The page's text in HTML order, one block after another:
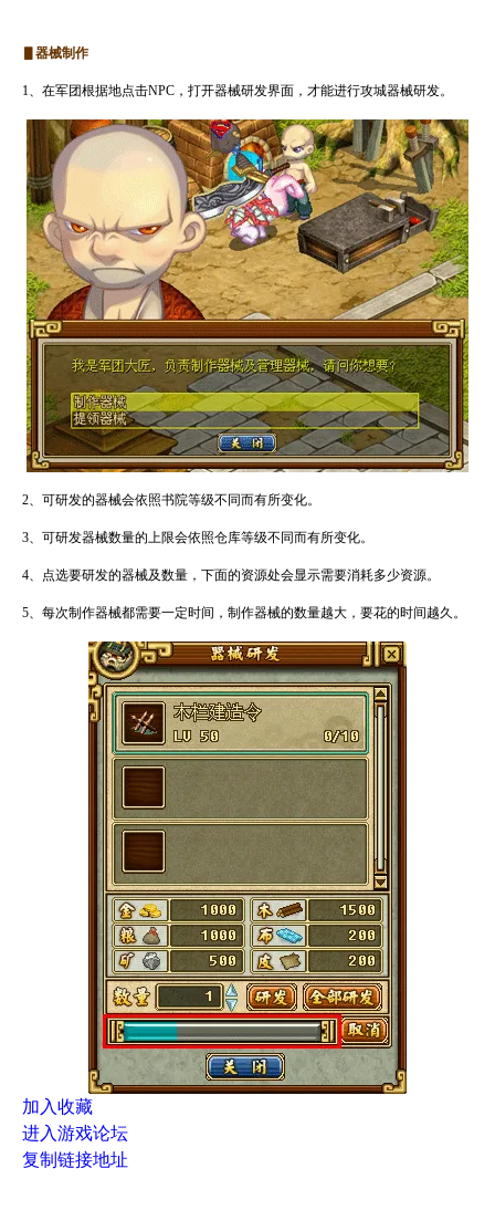
▋器械制作
1、在军团根据地点击NPC，打开器械研发界面，才能进行攻城器械研发。
2、可研发的器械会依照书院等级不同而有所变化。
3、可研发器械数量的上限会依照仓库等级不同而有所变化。
4、点选要研发的器械及数量，下面的资源处会显示需要消耗多少资源。
5、每次制作器械都需要一定时间，制作器械的数量越大，要花的时间越久。
加入收藏
进入游戏论坛
复制链接地址